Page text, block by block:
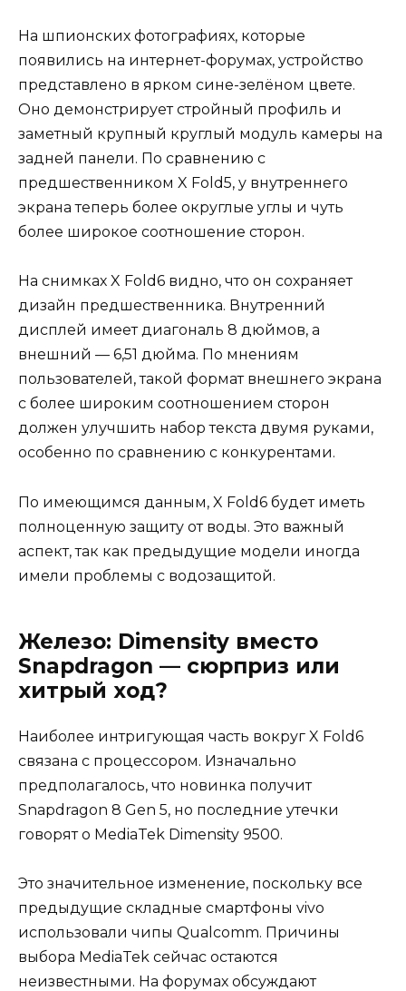
На шпионских фотографиях, которые
появились на интернет-форумах, устройство
представлено в ярком сине-зелёном цвете.
Оно демонстрирует стройный профиль и
заметный крупный круглый модуль камеры на
задней панели. По сравнению с
предшественником X Fold5, у внутреннего
экрана теперь более округлые углы и чуть
более широкое соотношение сторон.
На снимках X Fold6 видно, что он сохраняет
дизайн предшественника. Внутренний
дисплей имеет диагональ 8 дюймов, а
внешний — 6,51 дюйма. По мнениям
пользователей, такой формат внешнего экрана
с более широким соотношением сторон
должен улучшить набор текста двумя руками,
особенно по сравнению с конкурентами.
По имеющимся данным, X Fold6 будет иметь
полноценную защиту от воды. Это важный
аспект, так как предыдущие модели иногда
имели проблемы с водозащитой.
Железо: Dimensity вместо
Snapdragon — сюрприз или
хитрый ход?
Наиболее интригующая часть вокруг X Fold6
связана с процессором. Изначально
предполагалось, что новинка получит
Snapdragon 8 Gen 5, но последние утечки
говорят о MediaTek Dimensity 9500.
Это значительное изменение, поскольку все
предыдущие складные смартфоны vivo
использовали чипы Qualcomm. Причины
выбора MediaTek сейчас остаются
неизвестными. На форумах обсуждают